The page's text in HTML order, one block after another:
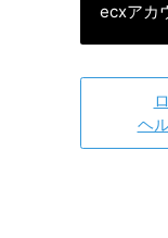
ecxアカ
ヘ